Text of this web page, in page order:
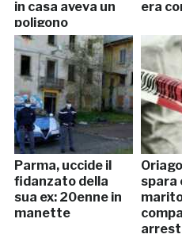
in casa aveva un
poligono
era
Parma, uccide il
fidanzato della
sua ex: 20enne in
manette
spara